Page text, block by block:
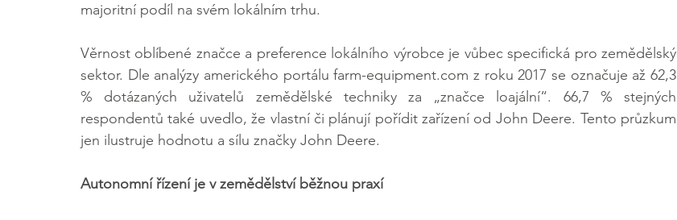
majoritní podíl na svém lokálním trhu.
Věrnost oblíbené značce a preference lokálního výrobce je vůbec specifická pro zemědělský
sektor. Dle analýzy amerického portálu farm-equipment.com z roku 2017 se označuje až 62,3
% dotázaných uživatelů zemědělské techniky za „značce loajální“. 66,7 % stejných
respondentů také uvedlo, že vlastní či plánují pořídit zařízení od John Deere. Tento průzkum
jen ilustruje hodnotu a sílu značky John Deere.
Autonomní řízení je v zemědělství běžnou praxí